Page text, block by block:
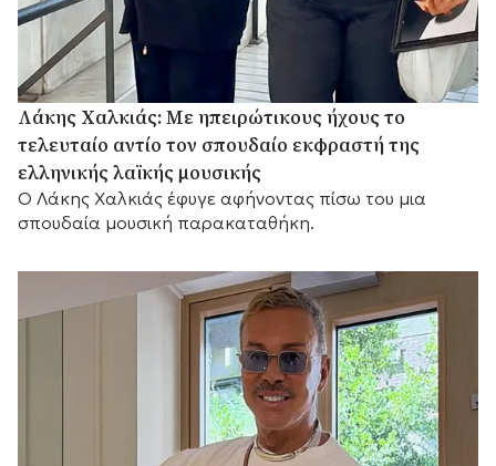
Λάκης Χαλκιάς: Με ηπειρώτικους ήχους το
τελευταίο αντίο τον σπουδαίο εκφραστή της
ελληνικής λαϊκής μουσικής
Ο Λάκης Χαλκιάς έφυγε αφήνοντας πίσω του μια
σπουδαία μουσική παρακαταθήκη.